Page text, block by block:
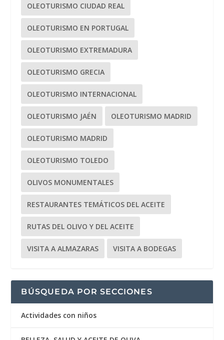
OLEOTURISMO CIUDAD REAL
OLEOTURISMO EN PORTUGAL
OLEOTURISMO EXTREMADURA
OLEOTURISMO GRECIA
OLEOTURISMO INTERNACIONAL
OLEOTURISMO JAÉN OLEOTURISMO MADRID
OLEOTURISMO MADRID
OLEOTURISMO TOLEDO
OLIVOS MONUMENTALES
RESTAURANTES TEMÁTICOS DEL ACEITE
RUTAS DEL OLIVO Y DEL ACEITE
VISITA A ALMAZARAS VISITA A BODEGAS
BÚSQUEDA POR SECCIONES
Actividades con niños